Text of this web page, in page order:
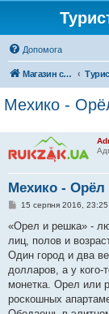
Допомога
Магазин спорядження
Мехико -
Мехико -
П
в
д
о
м
л
е
н
я
15 серпня 2016, 23:25
«Орел и решка» -
лиц, полов и
Один город и два
долларов, а у кого-
монетка. Орел или
роскошных